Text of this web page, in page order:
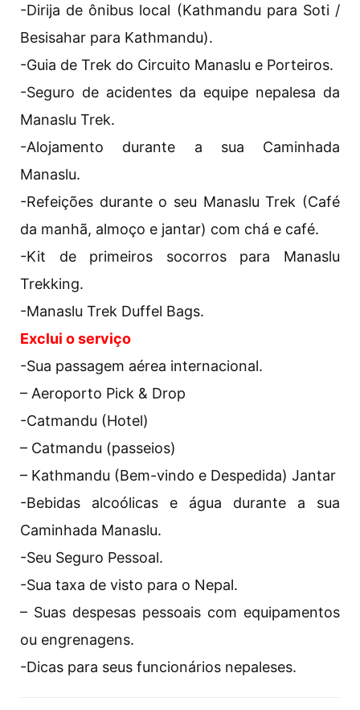
-Dirija de ônibus local (Kathmandu para Soti /
Besisahar para Kathmandu).
-Guia de Trek do Circuito Manaslu e Porteiros.
-Seguro de acidentes da equipe nepalesa da
Manaslu Trek.
-Alojamento durante a sua Caminhada
Manaslu.
-Refeições durante o seu Manaslu Trek (Café
da manhã, almoço e jantar) com chá e café.
-Kit de primeiros socorros para Manaslu
Trekking.
-Manaslu Trek Duffel Bags.
Exclui o serviço
-Sua passagem aérea internacional.
– Aeroporto Pick & Drop
-Catmandu (Hotel)
– Catmandu (passeios)
– Kathmandu (Bem-vindo e Despedida) Jantar
-Bebidas alcoólicas e água durante a sua
Caminhada Manaslu.
-Seu Seguro Pessoal.
-Sua taxa de visto para o Nepal.
– Suas despesas pessoais com equipamentos
ou engrenagens.
-Dicas para seus funcionários nepaleses.